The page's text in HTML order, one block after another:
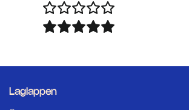
Laglappen